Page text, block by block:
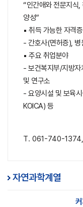
“인간애와 전문지식,
양성”
▪ 취득 가능한 자격증
- 간호사(면허증),
▪ 주요 취업분야
- 보건복지부/지방자
및 연구소
- 요양시설 및 보육
KOICA) 등
T. 061-740-
자연과학계열